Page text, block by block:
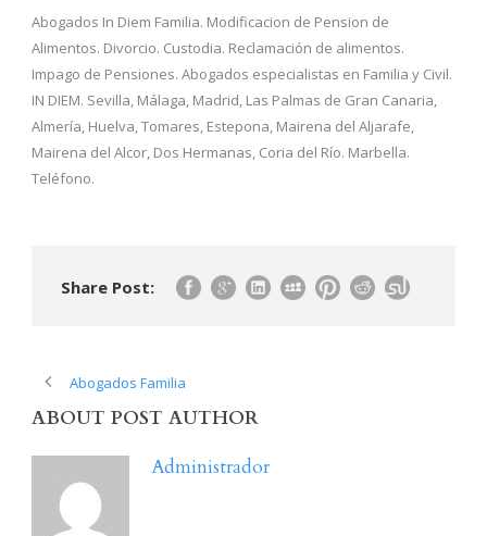
Abogados In Diem Familia. Modificacion de Pension de
Alimentos. Divorcio. Custodia. Reclamación de alimentos.
Impago de Pensiones. Abogados especialistas en Familia y Civil.
IN DIEM. Sevilla, Málaga, Madrid, Las Palmas de Gran Canaria,
Almería, Huelva, Tomares, Estepona, Mairena del Aljarafe,
Mairena del Alcor, Dos Hermanas, Coria del Río. Marbella.
Teléfono.
Share Post:
Abogados Familia
ABOUT POST AUTHOR
Administrador